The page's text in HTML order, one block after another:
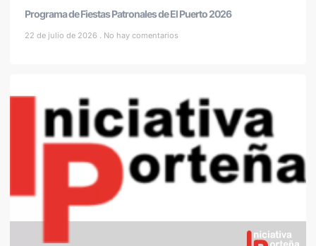
Programa de Fiestas Patronales de El Puerto 2026
22 de julio de 2026 No hay comentarios